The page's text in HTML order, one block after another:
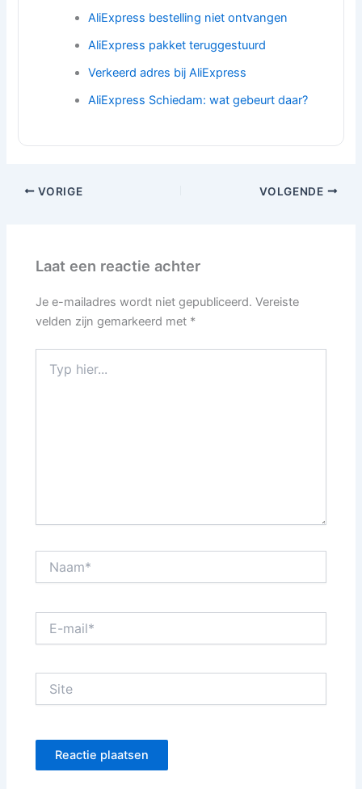
AliExpress bestelling niet ontvangen
AliExpress pakket teruggestuurd
Verkeerd adres bij AliExpress
AliExpress Schiedam: wat gebeurt daar?
VORIGE VOLGENDE
Laat een reactie achter
Je e-mailadres wordt niet gepubliceerd. Vereiste
velden zijn gemarkeerd met *
hier...
mail*